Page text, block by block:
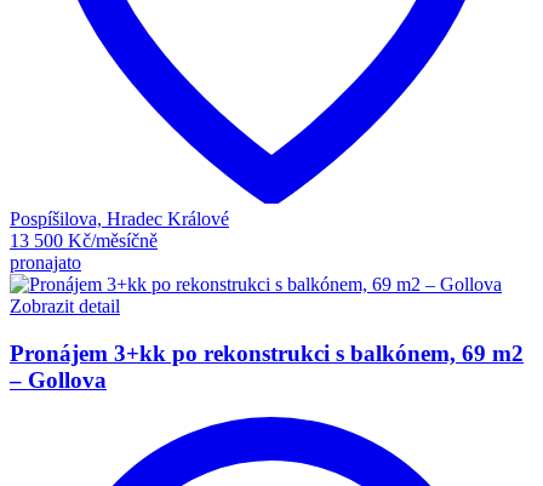
Pospíšilova, Hradec Králové
13 500 Kč/měsíčně
pronajato
Zobrazit detail
Pronájem 3+kk po rekonstrukci s balkónem, 69 m2
– Gollova